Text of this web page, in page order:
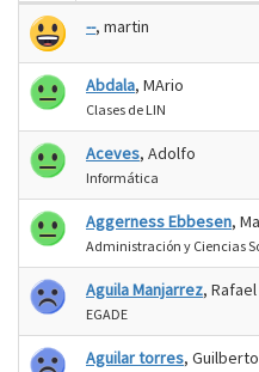
--, martin
Abdala, MArio
Clases de LIN
Aceves, Adolfo
Informática
Aggerness Ebbesen,
Administración y Ciencias
Aguila Manjarrez, Rafael
EGADE
Aguilar torres, Guilberto